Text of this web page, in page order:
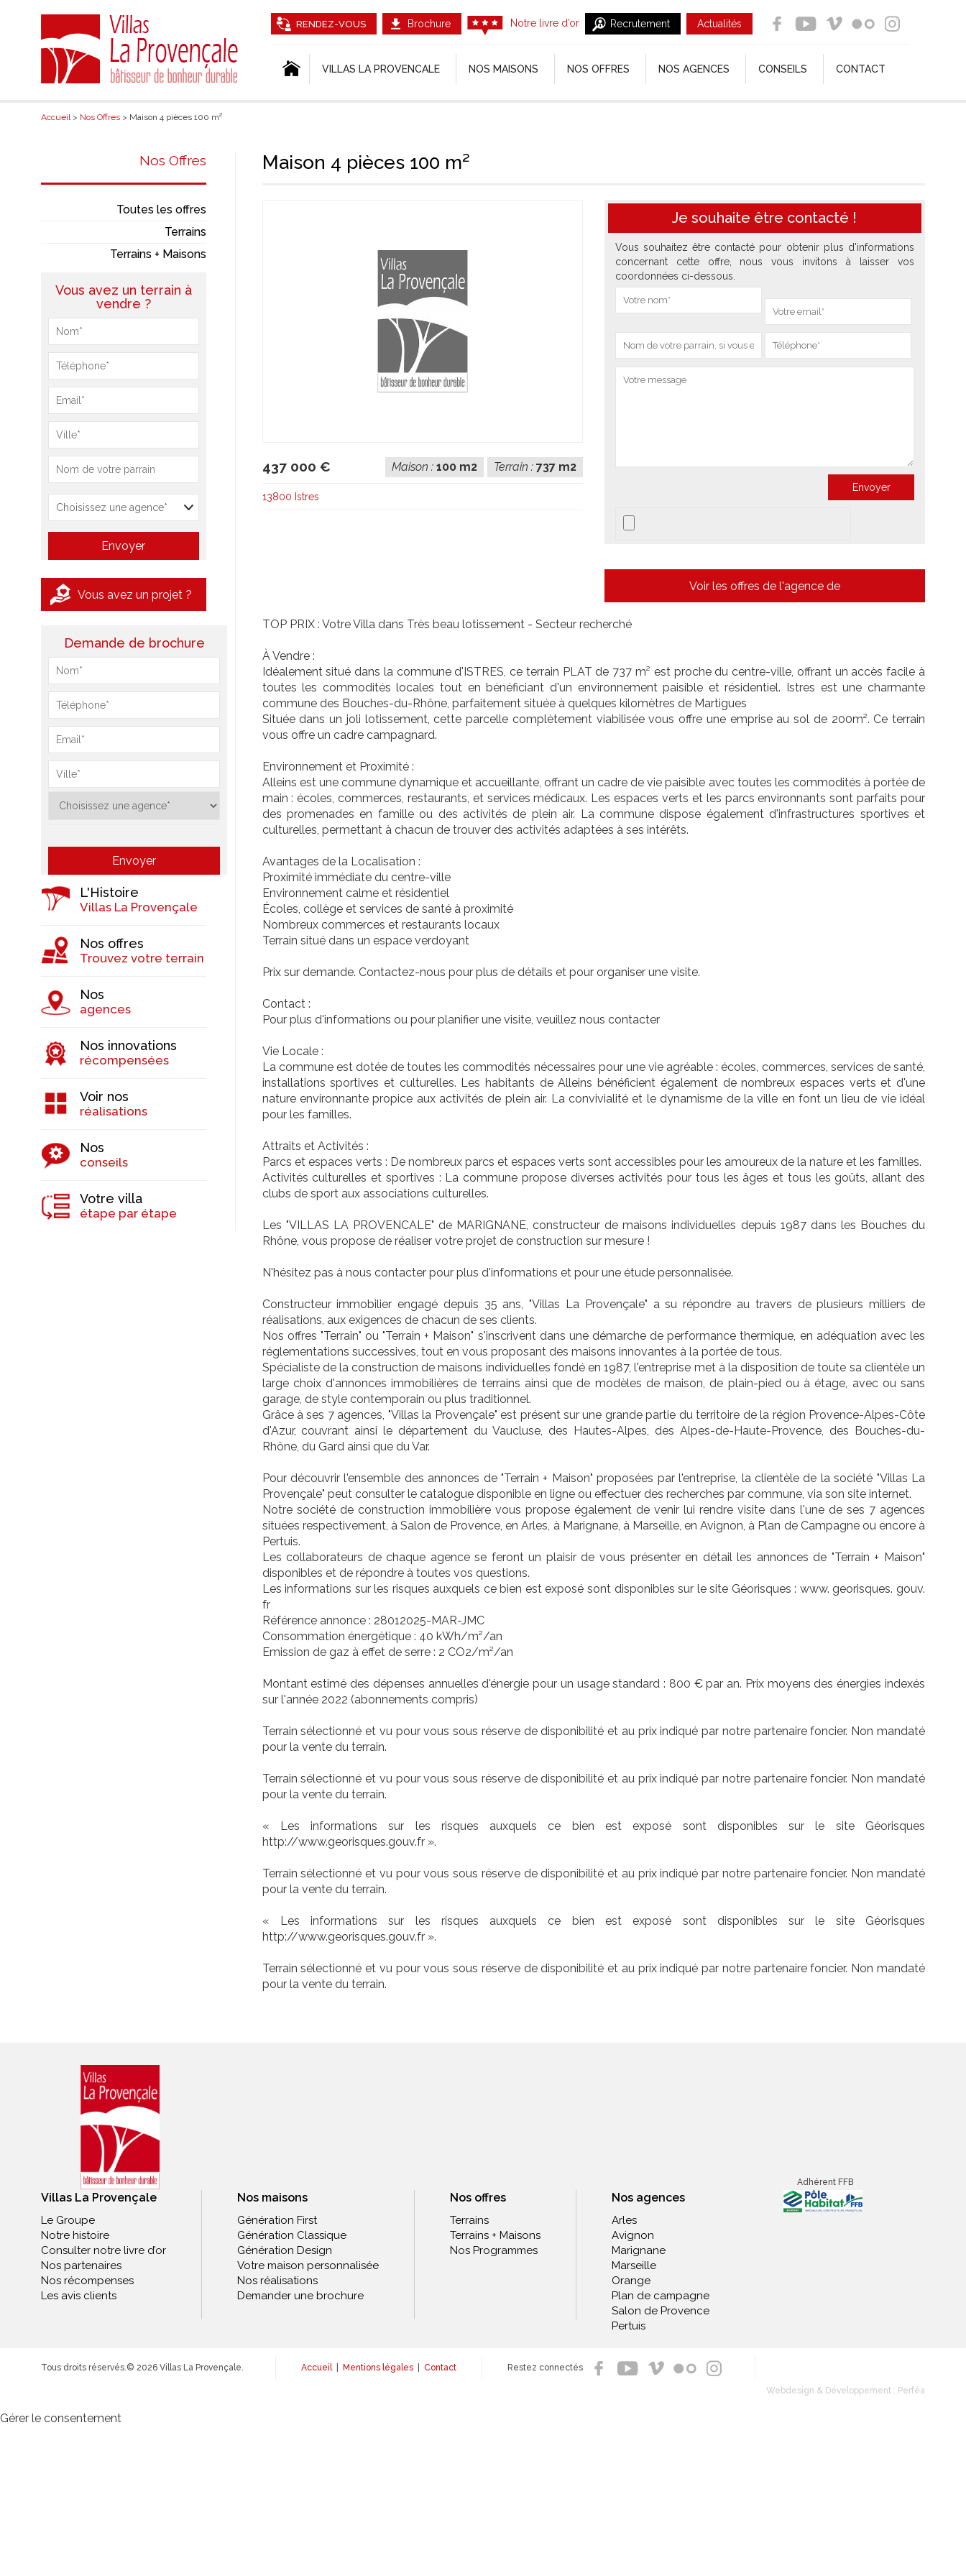
RENDEZ-VOUS Brochure Notre livre d’or Recrutement Actualités
VILLAS LA PROVENCALE NOS MAISONS NOS OFFRES NOS AGENCES CONSEILS CONTACT
Accueil> Nos Offres > Maison 4 pièces 100 m²
Maison 4 pièces 100 m²
437 000 € Terrain : 737 m2
Maison : 100 m2
13800 Istres
Je souhaite être contacté !
Vous souhaitez être contacté pour obtenir plus d'informations
concernant cette offre, nous vous invitons à laisser vos
coordonnées ci-dessous.
Voir les offres de l'agence de
TOP PRIX : Votre Villa dans Très beau lotissement - Secteur recherché
À Vendre :
Idéalement situé dans la commune d'ISTRES, ce terrain PLAT de 737 m² est proche du centre-ville, offrant un accès facile à
toutes les commodités locales tout en bénéficiant d'un environnement paisible et résidentiel. Istres est une charmante
commune des Bouches-du-Rhône, parfaitement située à quelques kilomètres de Martigues
Située dans un joli lotissement, cette parcelle complètement viabilisée vous offre une emprise au sol de 200m². Ce terrain
vous offre un cadre campagnard.
Environnement et Proximité :
Alleins est une commune dynamique et accueillante, offrant un cadre de vie paisible avec toutes les commodités à portée de
main : écoles, commerces, restaurants, et services médicaux. Les espaces verts et les parcs environnants sont parfaits pour
des promenades en famille ou des activités de plein air. La commune dispose également d'infrastructures sportives et
culturelles, permettant à chacun de trouver des activités adaptées à ses intérêts.
Avantages de la Localisation :
Proximité immédiate du centre-ville
Environnement calme et résidentiel
Écoles, collège et services de santé à proximité
Nombreux commerces et restaurants locaux
Terrain situé dans un espace verdoyant
Prix sur demande. Contactez-nous pour plus de détails et pour organiser une visite.
Contact :
Pour plus d'informations ou pour planifier une visite, veuillez nous contacter
Vie Locale :
La commune est dotée de toutes les commodités nécessaires pour une vie agréable : écoles, commerces, services de santé,
installations sportives et culturelles. Les habitants de Alleins bénéficient également de nombreux espaces verts et d'une
nature environnante propice aux activités de plein air. La convivialité et le dynamisme de la ville en font un lieu de vie idéal
pour les familles.
Attraits et Activités :
Parcs et espaces verts : De nombreux parcs et espaces verts sont accessibles pour les amoureux de la nature et les familles.
Activités culturelles et sportives : La commune propose diverses activités pour tous les âges et tous les goûts, allant des
clubs de sport aux associations culturelles.
Les "VILLAS LA PROVENCALE" de MARIGNANE, constructeur de maisons individuelles depuis 1987 dans les Bouches du
Rhône, vous propose de réaliser votre projet de construction sur mesure !
N'hésitez pas à nous contacter pour plus d'informations et pour une étude personnalisée.
Constructeur immobilier engagé depuis 35 ans, "Villas La Provençale" a su répondre au travers de plusieurs milliers de
réalisations, aux exigences de chacun de ses clients.
Nos offres "Terrain" ou "Terrain + Maison" s'inscrivent dans une démarche de performance thermique, en adéquation avec les
réglementations successives, tout en vous proposant des maisons innovantes à la portée de tous.
Spécialiste de la construction de maisons individuelles fondé en 1987, l'entreprise met à la disposition de toute sa clientèle un
large choix d'annonces immobilières de terrains ainsi que de modèles de maison, de plain-pied ou à étage, avec ou sans
garage, de style contemporain ou plus traditionnel.
Grâce à ses 7 agences, "Villas la Provençale" est présent sur une grande partie du territoire de la région Provence-Alpes-Côte
d'Azur, couvrant ainsi le département du Vaucluse, des Hautes-Alpes, des Alpes-de-Haute-Provence, des Bouches-du-
Rhône, du Gard ainsi que du Var.
Pour découvrir l'ensemble des annonces de "Terrain + Maison" proposées par l'entreprise, la clientèle de la société "Villas La
Provençale" peut consulter le catalogue disponible en ligne ou effectuer des recherches par commune, via son site internet.
Notre société de construction immobilière vous propose également de venir lui rendre visite dans l'une de ses 7 agences
situées respectivement, à Salon de Provence, en Arles, à Marignane, à Marseille, en Avignon, à Plan de Campagne ou encore à
Pertuis.
Les collaborateurs de chaque agence se feront un plaisir de vous présenter en détail les annonces de "Terrain + Maison"
disponibles et de répondre à toutes vos questions.
Les informations sur les risques auxquels ce bien est exposé sont disponibles sur le site Géorisques : www. georisques. gouv.
fr
Référence annonce : 28012025-MAR-JMC
Consommation énergétique : 40 kWh/m²/an
Emission de gaz à effet de serre : 2 CO2/m²/an
Montant estimé des dépenses annuelles d'énergie pour un usage standard : 800 € par an. Prix moyens des énergies indexés
sur l'année 2022 (abonnements compris)
Terrain sélectionné et vu pour vous sous réserve de disponibilité et au prix indiqué par notre partenaire foncier. Non mandaté
pour la vente du terrain.
Terrain sélectionné et vu pour vous sous réserve de disponibilité et au prix indiqué par notre partenaire foncier. Non mandaté
pour la vente du terrain.
« Les informations sur les risques auxquels ce bien est exposé sont disponibles sur le site Géorisques
http://www.georisques.gouv.fr ».
Terrain sélectionné et vu pour vous sous réserve de disponibilité et au prix indiqué par notre partenaire foncier. Non mandaté
pour la vente du terrain.
« Les informations sur les risques auxquels ce bien est exposé sont disponibles sur le site Géorisques
http://www.georisques.gouv.fr ».
Terrain sélectionné et vu pour vous sous réserve de disponibilité et au prix indiqué par notre partenaire foncier. Non mandaté
pour la vente du terrain.
Nos Offres
Toutes les offres
Terrains
Terrains + Maisons
Vous avez un terrain à
vendre ?
Vous avez un projet ?
Demande de brochure
L'Histoire
Villas La Provençale
Nos offres
Trouvez votre terrain
Nos
agences
Nos innovations
récompensées
Voir nos
réalisations
Nos
conseils
Votre villa
étape par étape
Villas La Provençale
Le Groupe
Notre histoire
Consulter notre livre d’or
Nos partenaires
Nos récompenses
Les avis clients
Nos maisons
Génération First
Génération Classique
Génération Design
Votre maison personnalisée
Nos réalisations
Demander une brochure
Nos offres
Terrains
Terrains + Maisons
Nos Programmes
Nos agences
Arles
Avignon
Marignane
Marseille
Orange
Plan de campagne
Salon de Provence
Pertuis
Adhérent FFB
© 2026 Villas La Provençale.
Tous droits réservés. Accueil| Mentions légales Contact Restez connectés
Webdesign & Développement : Perféa
Gérer le consentement